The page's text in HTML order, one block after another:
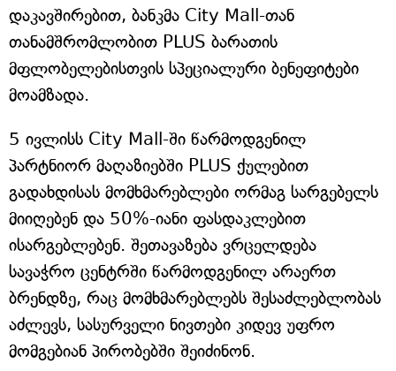
დაკავშირებით, ბანკმა City Mall-თან
თანამშრომლობით PLUS ბარათის
მფლობელებისთვის სპეციალური ბენეფიტები
მოამზადა.
5 ივლისს City Mall-ში წარმოდგენილ
პარტნიორ მაღაზიებში PLUS ქულებით
გადახდისას მომხმარებლები ორმაგ სარგებელს
მიიღებენ და 50%-იანი ფასდაკლებით
ისარგებლებენ. შეთავაზება ვრცელდება
სავაჭრო ცენტრში წარმოდგენილ არაერთ
ბრენდზე, რაც მომხმარებლებს შესაძლებლობას
აძლევს, სასურველი ნივთები კიდევ უფრო
მომგებიან პირობებში შეიძინონ.